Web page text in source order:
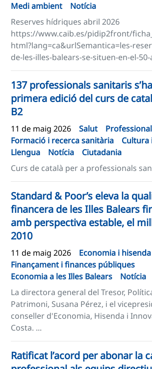
Medi ambient
Notícia
Reserves hídriques abril 2026
https://www.caib.es/pidip2front/
html?lang=ca&urlSemantica=les-
de-les-illes-balears-se-situen-en-el-
137 professionals sanitaris
primera edició del curs de
B2
11 de maig 2026 Salut
Formació i recerca sanitària
Cultura
Llengua
Notícia
Ciutadania
Curs de català per a professionals
Standard & Poor’s eleva la
financera de les Illes Balears
amb perspectiva estable, el
2010
11 de maig 2026
Economia i hisenda
Finançament i finances públiques
Economia a les Illes Balears
Notícia
La directora general del Tresor,
Patrimoni, Susana Pérez, i el
conseller d'Economia, Hisenda i
Costa. ...
Ratificat l’acord per abonar la